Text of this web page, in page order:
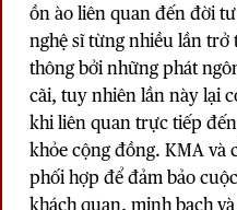
ồn ào liên quan đến đời
nghệ sĩ từng nhiều lần
thông bởi những phát
cãi, tuy nhiên lần này lại
khi liên quan trực tiếp
khỏe cộng đồng. KMA và
phối hợp để đảm bảo
khách quan, minh bạch